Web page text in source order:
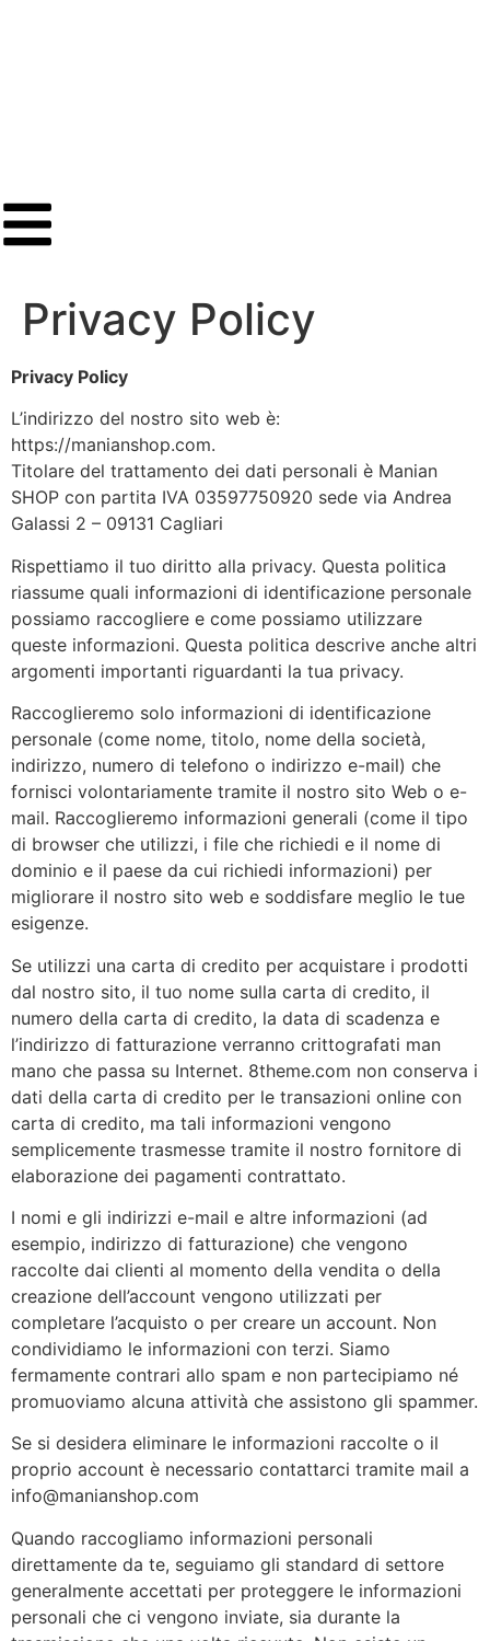
Privacy Policy
Privacy Policy
L’indirizzo del nostro sito web è:
https://manianshop.com.
Titolare del trattamento dei dati personali è Manian
SHOP con partita IVA 03597750920 sede via Andrea
Galassi 2 – 09131 Cagliari
Rispettiamo il tuo diritto alla privacy. Questa politica
riassume quali informazioni di identificazione personale
possiamo raccogliere e come possiamo utilizzare
queste informazioni. Questa politica descrive anche altri
argomenti importanti riguardanti la tua privacy.
Raccoglieremo solo informazioni di identificazione
personale (come nome, titolo, nome della società,
indirizzo, numero di telefono o indirizzo e-mail) che
fornisci volontariamente tramite il nostro sito Web o e-
mail. Raccoglieremo informazioni generali (come il tipo
di browser che utilizzi, i file che richiedi e il nome di
dominio e il paese da cui richiedi informazioni) per
migliorare il nostro sito web e soddisfare meglio le tue
esigenze.
Se utilizzi una carta di credito per acquistare i prodotti
dal nostro sito, il tuo nome sulla carta di credito, il
numero della carta di credito, la data di scadenza e
l’indirizzo di fatturazione verranno crittografati man
mano che passa su Internet. 8theme.com non conserva i
dati della carta di credito per le transazioni online con
carta di credito, ma tali informazioni vengono
semplicemente trasmesse tramite il nostro fornitore di
elaborazione dei pagamenti contrattato.
I nomi e gli indirizzi e-mail e altre informazioni (ad
esempio, indirizzo di fatturazione) che vengono
raccolte dai clienti al momento della vendita o della
creazione dell’account vengono utilizzati per
completare l’acquisto o per creare un account. Non
condividiamo le informazioni con terzi. Siamo
fermamente contrari allo spam e non partecipiamo né
promuoviamo alcuna attività che assistono gli spammer.
Se si desidera eliminare le informazioni raccolte o il
proprio account è necessario contattarci tramite mail a
info@manianshop.com
Quando raccogliamo informazioni personali
direttamente da te, seguiamo gli standard di settore
generalmente accettati per proteggere le informazioni
personali che ci vengono inviate, sia durante la